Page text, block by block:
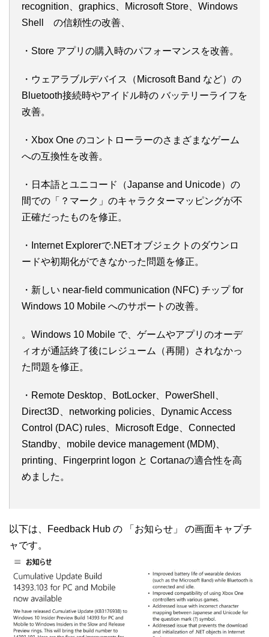
recognition、graphics、Microsoft Store、Windows
Shell の信頼性の改善、
・Store アプリの購入時のパフォーマンスを改善。
・ウェアラブルデバイス（Microsoft Band など）の
Bluetooth接続時やアイドル時の バッテリーライフを
改善。
・Xbox One のコントローラーのさまざまなゲーム
への互換性を改善。
・日本語とユニコード（Japanse and Unicode）の
間での「？マーク」のキャラクターマッピングが不
正確だったものを修正。
・Internet Explorerで.NETオブジェクトのダウンロ
ードや初期化ができなかった問題を修正。
・新しい near-field communication (NFC) チップ for
Windows 10 Mobile へのサポートの改善。
。Windows 10 Mobile で、ゲームやアプリのオーデ
ィオが通話終了後にレジューム（再開）されなかっ
た問題を修正。
・Remote Desktop、BotLocker、PowerShell、
Direct3D、networking policies、Dynamic Access
Control (DAC) rules、Microsoft Edge、Connected
Standby、mobile device management (MDM)、
printing、Fingerprint logon と Cortanaの適合性を高
めました。
以下は、Feedback Hub の 「お知らせ」 の画面キャプチ
ャです。